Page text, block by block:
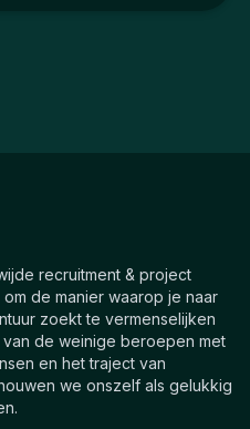
recruitment & project
de manier waarop je naar
zoekt te vermenselijken
de weinige beroepen met
en het traject van
we onszelf als gelukkig